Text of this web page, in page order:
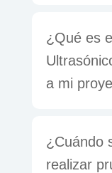
¿Qué es
a mi
¿Cuándo
realizar